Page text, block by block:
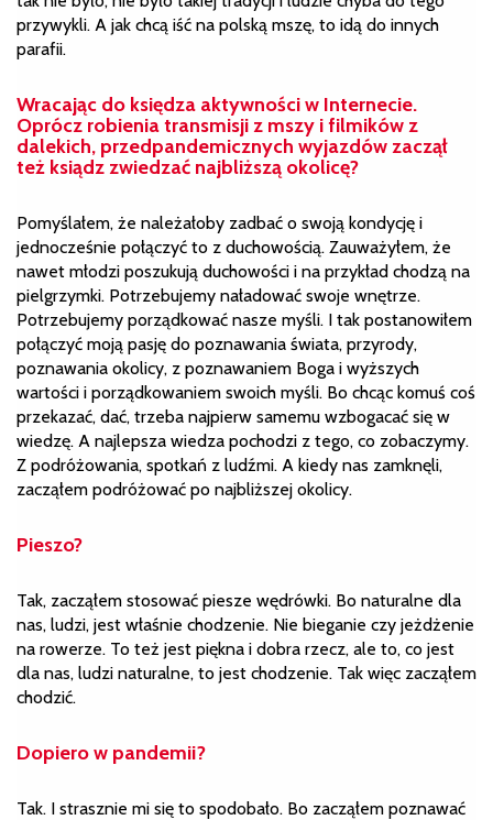
przywykli. A jak chcą iść na polską mszę, to idą do innych
parafii.
Wracając do księdza aktywności w Internecie.
Oprócz robienia transmisji z mszy i filmików z
dalekich, przedpandemicznych wyjazdów zaczął
też ksiądz zwiedzać najbliższą okolicę?
Pomyślałem, że należałoby zadbać o swoją kondycję i
jednocześnie połączyć to z duchowością. Zauważyłem, że
nawet młodzi poszukują duchowości i na przykład chodzą na
pielgrzymki. Potrzebujemy naładować swoje wnętrze.
Potrzebujemy porządkować nasze myśli. I tak postanowiłem
połączyć moją pasję do poznawania świata, przyrody,
poznawania okolicy, z poznawaniem Boga i wyższych
wartości i porządkowaniem swoich myśli. Bo chcąc komuś coś
przekazać, dać, trzeba najpierw samemu wzbogacać się w
wiedzę. A najlepsza wiedza pochodzi z tego, co zobaczymy.
Z podróżowania, spotkań z ludźmi. A kiedy nas zamknęli,
zacząłem podróżować po najbliższej okolicy.
Pieszo?
Tak, zacząłem stosować piesze wędrówki. Bo naturalne dla
nas, ludzi, jest właśnie chodzenie. Nie bieganie czy jeżdżenie
na rowerze. To też jest piękna i dobra rzecz, ale to, co jest
dla nas, ludzi naturalne, to jest chodzenie. Tak więc zacząłem
chodzić.
Dopiero w pandemii?
Tak. I strasznie mi się to spodobało. Bo zacząłem poznawać